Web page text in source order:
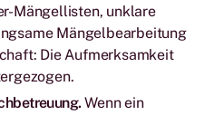
Mängellisten, unklare
Mängelbearbeitung
Die Aufmerksamkeit
Wenn ein